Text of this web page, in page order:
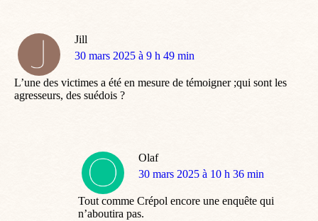
Jill
dit
30 mars 2025 à 9 h 49 min
L’une des victimes a été en mesure de témoigner ;qui sont les
agresseurs, des suédois ?
Olaf
dit
30 mars 2025 à 10 h 36 min
Tout comme Crépol encore une enquête qui
n’aboutira pas.